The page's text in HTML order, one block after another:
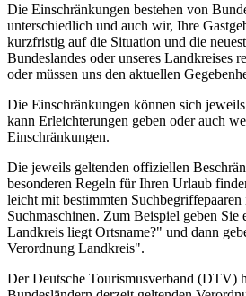
Die Einschränkungen bestehen von
unterschiedlich und auch wir, Ihre
kurzfristig auf die Situation und die
Bundeslandes oder unseres Landkreises
oder müssen uns den aktuellen
Die Einschränkungen können sich
kann Erleichterungen geben oder auch
Einschränkungen.
Die jeweils geltenden offiziellen
besonderen Regeln für Ihren Urlaub
leicht mit bestimmten Suchbegriffepaaren
Suchmaschinen. Zum Beispiel geben
Landkreis liegt Ortsname?" und dann
Verordnung Landkreis".
Der Deutsche Tourismusverband (DTV)